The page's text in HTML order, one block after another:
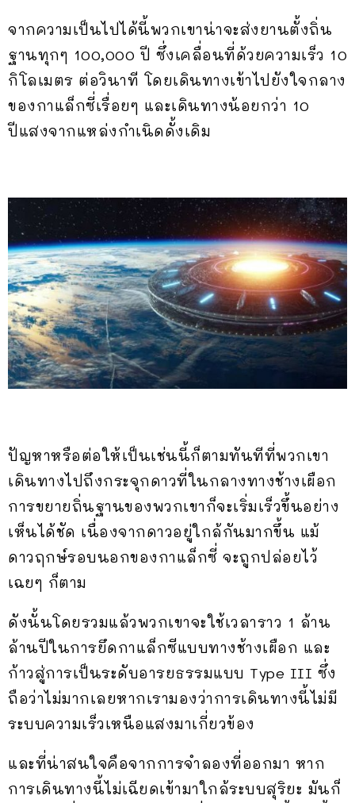
จากความเป็นไปได้นี้พวกเขาน่าจะส่งยานตั้งถิ่น
ฐานทุกๆ 100,000 ปี ซึ่งเคลื่อนที่ด้วยความเร็ว 10
กิโลเมตร ต่อวินาที โดยเดินทางเข้าไปยังใจกลาง
ของกาแล็กซี่เรื่อยๆ และเดินทางน้อยกว่า 10
ปีแสงจากแหล่งกำเนิดดั้งเดิม
ปัญหาหรือต่อให้เป็นเช่นนี้ก็ตามทันทีที่พวกเขา
เดินทางไปถึงกระจุกดาวที่ในกลางทางช้างเผือก
การขยายถิ่นฐานของพวกเขาก็จะเริ่มเร็วขึ้นอย่าง
เห็นได้ชัด เนื่องจากดาวอยู่ใกล้กันมากขึ้น แม้
ดาวฤกษ์รอบนอกของกาแล็กซี่ จะถูกปล่อยไว้
เฉยๆ ก็ตาม
ดังนั้นโดยรวมแล้วพวกเขาจะใช้เวลาราว 1 ล้าน
ล้านปีในการยึดกาแล็กซีแบบทางช้างเผือก และ
ก้าวสู่การเป็นระดับอารยธรรมแบบ Type III ซึ่ง
ถือว่าไม่มากเลยหากเรามองว่าการเดินทางนี้ไม่มี
ระบบความเร็วเหนือแสงมาเกี่ยวข้อง
และที่น่าสนใจคือจากการจำลองที่ออกมา หาก
การเดินทางนี้ไม่เฉียดเข้ามาใกล้ระบบสุริยะ มันก็